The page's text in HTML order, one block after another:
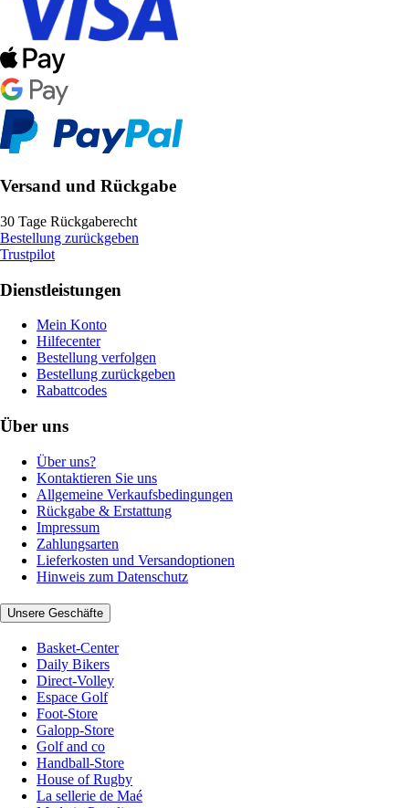
Versand und Rückgabe
30 Tage Rückgaberecht
Bestellung zurückgeben
Trustpilot
Dienstleistungen
Mein Konto
Hilfecenter
Bestellung verfolgen
Bestellung zurückgeben
Rabattcodes
Über uns
Über uns?
Kontaktieren Sie uns
Allgemeine Verkaufsbedingungen
Rückgabe & Erstattung
Impressum
Zahlungsarten
Lieferkosten und Versandoptionen
Hinweis zum Datenschutz
Unsere Geschäfte
Basket-Center
Daily Bikers
Direct-Volley
Espace Golf
Foot-Store
Galopp-Store
Golf and co
Handball-Store
House of Rugby
La sellerie de Maé